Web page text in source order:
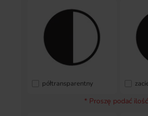
półtransparentny
* Proszę podać